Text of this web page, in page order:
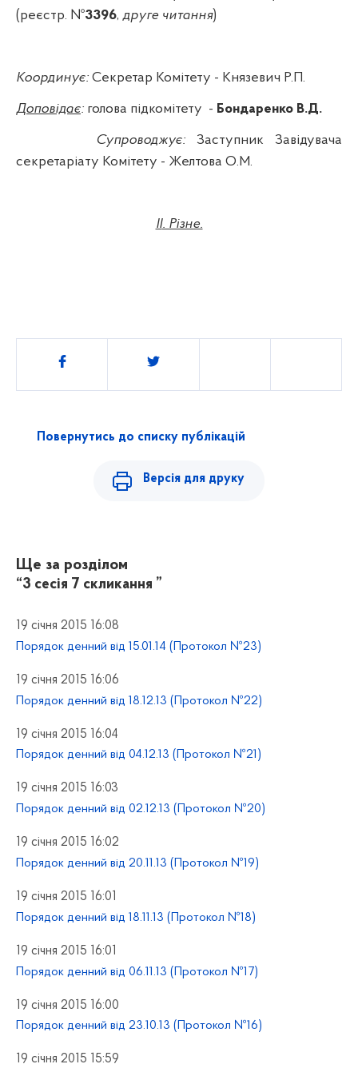
(реєстр. №3396, друге читання)
Координує: Секретар Комітету - Князевич Р.П.
Доповідає: голова підкомітету - Бондаренко В.Д.
Супроводжує:Заступник Завідувача
секретаріату Комітету - Желтова О.М.
II. Різне.
Поділитись
Повернутись до списку публікацій
Версія для друку
Ще за розділом
“3 сесія 7 скликання ”
19 січня 2015 16:08
Порядок денний від 15.01.14 (Протокол №23)
19 січня 2015 16:06
Порядок денний від 18.12.13 (Протокол №22)
19 січня 2015 16:04
Порядок денний від 04.12.13 (Протокол №21)
19 січня 2015 16:03
Порядок денний від 02.12.13 (Протокол №20)
19 січня 2015 16:02
Порядок денний від 20.11.13 (Протокол №19)
19 січня 2015 16:01
Порядок денний від 18.11.13 (Протокол №18)
19 січня 2015 16:01
Порядок денний від 06.11.13 (Протокол №17)
19 січня 2015 16:00
Порядок денний від 23.10.13 (Протокол №16)
19 січня 2015 15:59